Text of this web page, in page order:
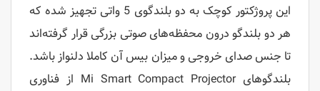
این پروژکتور کوچک به دو بلندگوی 5 واتی تجهیز شده که
هر دو بلندگو درون محفظه‌های صوتی بزرگی قرار گرفته‌اند
تا جنس صدای خروجی و میزان بیس آن کاملا دلنواز باشد.
بلندگوهای Mi Smart Compact Projector از فناوری